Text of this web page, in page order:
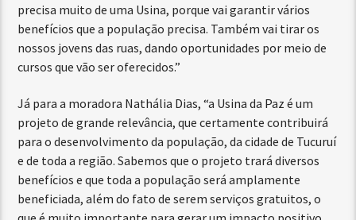
precisa muito de uma Usina, porque vai garantir vários
benefícios que a população precisa. Também vai tirar os
nossos jovens das ruas, dando oportunidades por meio de
cursos que vão ser oferecidos.”
Já para a moradora Nathália Dias, “a Usina da Paz é um
projeto de grande relevância, que certamente contribuirá
para o desenvolvimento da população, da cidade de Tucuruí
e de toda a região. Sabemos que o projeto trará diversos
benefícios e que toda a população será amplamente
beneficiada, além do fato de serem serviços gratuitos, o